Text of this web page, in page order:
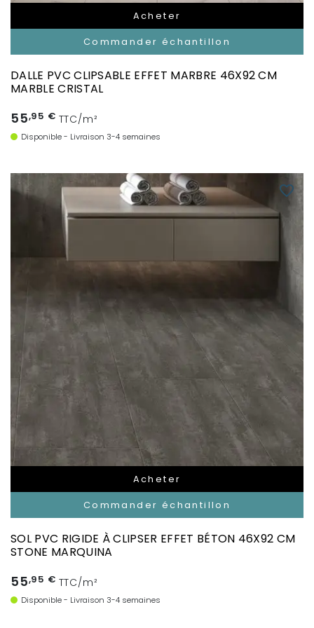
Acheter
Commander échantillon
DALLE PVC CLIPSABLE EFFET MARBRE 46X92 CM
MARBLE CRISTAL
55,95 € TTC/m²
Disponible - Livraison 3-4 semaines
Acheter
Commander échantillon
favorite_border
SOL PVC RIGIDE À CLIPSER EFFET BÉTON 46X92 CM
STONE MARQUINA
55,95 € TTC/m²
Disponible - Livraison 3-4 semaines